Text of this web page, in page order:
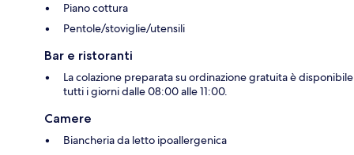
Piano cottura
Pentole/stoviglie/utensili
Bar e ristoranti
La colazione preparata su ordinazione gratuita è disponibile
tutti i giorni dalle 08:00 alle 11:00.
Camere
Biancheria da letto ipoallergenica